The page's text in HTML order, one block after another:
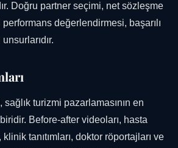
Doğru partner seçimi, net sözleşme
değerlendirmesi, başarılı
turizmi pazarlamasının en
Before-after videoları, hasta
tanıtımları, doktor röportajları ve